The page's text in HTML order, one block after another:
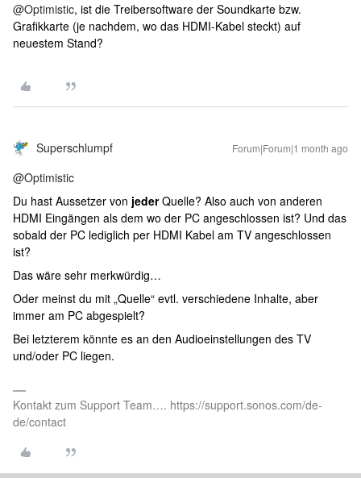
@Optimistic, ist die Treibersoftware der Soundkarte bzw.
Grafikkarte (je nachdem, wo das HDMI-Kabel steckt) auf
neuestem Stand?
Superschlumpf Forum|Forum|1 month ago
@Optimistic
Du hast Aussetzer von jederQuelle? Also auch von anderen
HDMI Eingängen als dem wo der PC angeschlossen ist? Und das
sobald der PC lediglich per HDMI Kabel am TV angeschlossen
ist?
Das wäre sehr merkwürdig…
Oder meinst du mit „Quelle“ evtl. verschiedene Inhalte, aber
immer am PC abgespielt?
Bei letzterem könnte es an den Audioeinstellungen des TV
und/oder PC liegen.
Kontakt zum Support Team…. https://support.sonos.com/de-
de/contact